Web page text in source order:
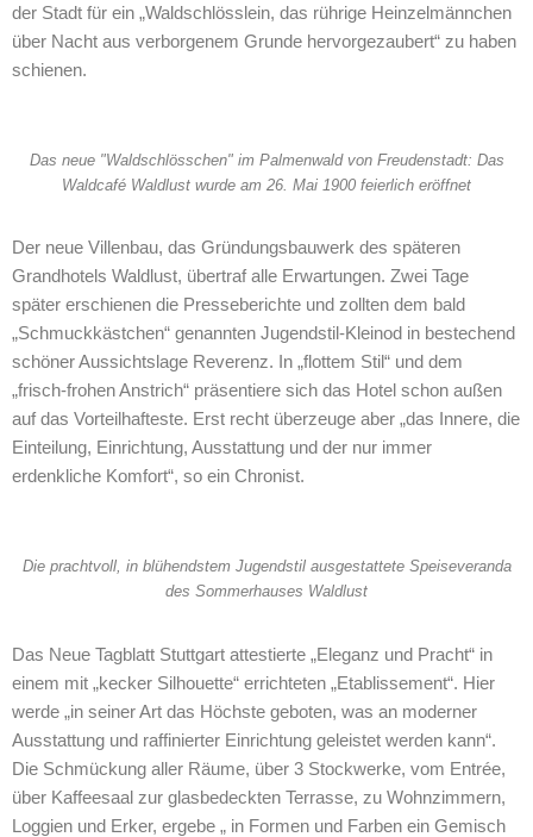
der Stadt für ein „Waldschlösslein, das rührige Heinzelmännchen
über Nacht aus verborgenem Grunde hervorgezaubert“ zu haben
schienen.
Das neue "Waldschlösschen" im Palmenwald von Freudenstadt: Das
Waldcafé Waldlust wurde am 26. Mai 1900 feierlich eröffnet
Der neue Villenbau, das Gründungsbauwerk des späteren
Grandhotels Waldlust, übertraf alle Erwartungen. Zwei Tage
später erschienen die Presseberichte und zollten dem bald
„Schmuckkästchen“ genannten Jugendstil-Kleinod in bestechend
schöner Aussichtslage Reverenz. In „flottem Stil“ und dem
„frisch-frohen Anstrich“ präsentiere sich das Hotel schon außen
auf das Vorteilhafteste. Erst recht überzeuge aber „das Innere, die
Einteilung, Einrichtung, Ausstattung und der nur immer
erdenkliche Komfort“, so ein Chronist.
Die prachtvoll, in blühendstem Jugendstil ausgestattete Speiseveranda
des Sommerhauses Waldlust
Das Neue Tagblatt Stuttgart attestierte „Eleganz und Pracht“ in
einem mit „kecker Silhouette“ errichteten „Etablissement“. Hier
werde „in seiner Art das Höchste geboten, was an moderner
Ausstattung und raffinierter Einrichtung geleistet werden kann“.
Die Schmückung aller Räume, über 3 Stockwerke, vom Entrée,
über Kaffeesaal zur glasbedeckten Terrasse, zu Wohnzimmern,
Loggien und Erker, ergebe „ in Formen und Farben ein Gemisch